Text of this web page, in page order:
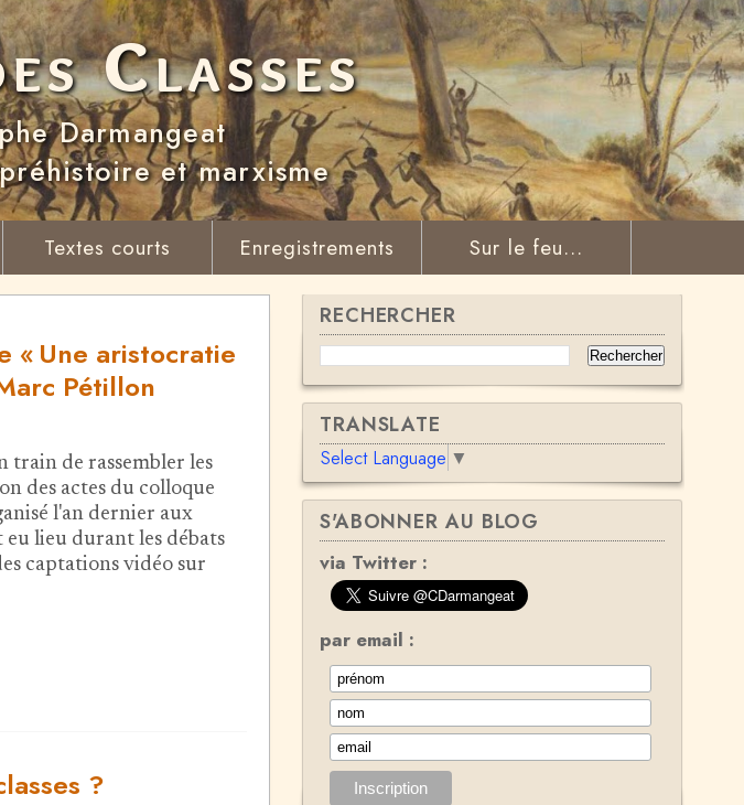
Classes
Darmangeat
et marxisme
Textes courts Enregistrements Sur le feu...
« Une aristocratie
Pétillon
train de rassembler les
des actes du colloque
l'an dernier aux
lieu durant les débats
captations vidéo sur
?
RECHERCHER
TRANSLATE
Select Language ▼
S'ABONNER AU BLOG
via Twitter :
par email :